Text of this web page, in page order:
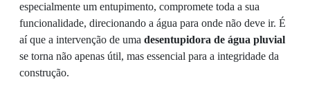
especialmente um entupimento, compromete toda a sua
funcionalidade, direcionando a água para onde não deve ir. É
aí que a intervenção de uma desentupidora de água pluvial
se torna não apenas útil, mas essencial para a integridade da
construção.